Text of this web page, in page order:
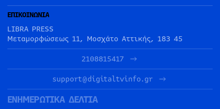
ΕΠΙΚΟΙΝΩΝΙΑ
LIBRA PRESS
Μεταμορφώσεως 11, Μοσχάτο Αττικής, 183 45
2108815417
support@digitaltvinfo.gr
ΕΝΗΜΕΡΩΤΙΚΑ ΔΕΛΤΙΑ